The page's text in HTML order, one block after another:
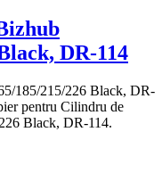
DR-114
185/215/226 Black, DR-
pentru Cilindru de
Black, DR-114.